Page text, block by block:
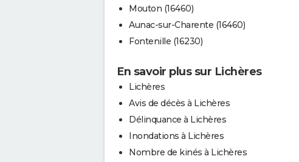
Mouton (16460)
Aunac-sur-Charente (16460)
Fontenille (16230)
En savoir plus sur Lichères
Lichères
Avis de décès à Lichères
Délinquance à Lichères
Inondations à Lichères
Nombre de kinés à Lichères